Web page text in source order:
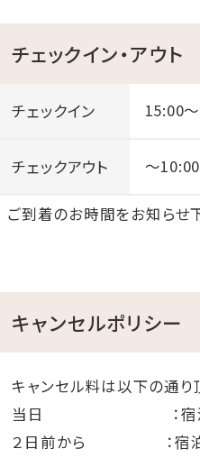
チェックイン・アウト
チェックイン 15:00
チェックアウト ～10:00
ご到着のお時間をお知らせ
キャンセルポリシー
キャンセル料は以下の通り
当日 ：宿泊料
２日前から ：宿泊